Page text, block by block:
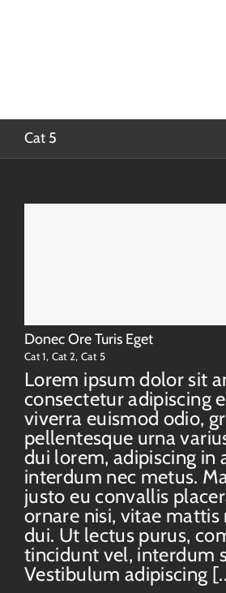
Cat 5
Donec Ore Turis Eget
Cat 1, Cat 2,Cat 5
Lorem ipsum dolor sit
consectetur adipiscing
viverra euismod odio,
pellentesque urna
dui lorem, adipiscing in
interdum nec metus.
justo eu convallis
ornare nisi, vitae mattis
dui. Ut lectus purus,
tincidunt vel, interdum
Vestibulum adipiscing